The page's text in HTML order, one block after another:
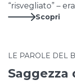
“risvegliato” –
Scopri
LE PAROLE DEL
Saggezza